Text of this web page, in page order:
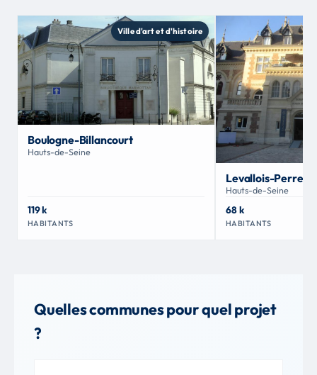
Ville d'art et d'histoire
Boulogne-Billancourt
Hauts-de-Seine
119 k
HABITANTS
Levallois-Perret
Hauts-de-Seine
68 k
HABITANTS
Quelles communes pour quel projet
?